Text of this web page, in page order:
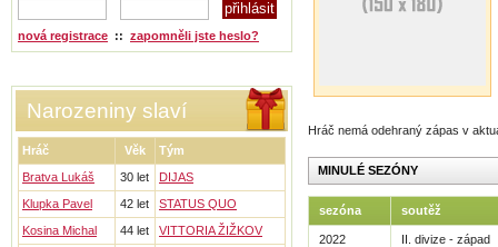
nová registrace :: zapomněli jste heslo?
Narozeniny slaví
Hráč Věk
Tým
Bratva Lukáš
30 let
DIJAS
Klupka Pavel
42 let
STATUS QUO
Kosina Michal
44 let
VITTORIA ŽIŽKOV
Hráč nemá odehraný zápas v
MINULÉ SEZÓNY
sezóna soutěž
2022 II. divize - západ